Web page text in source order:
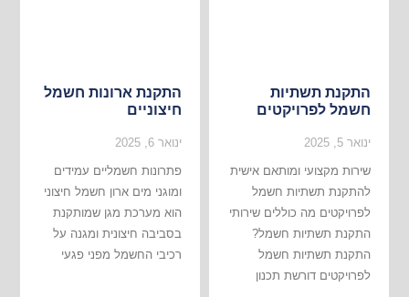
התקנת תשתיות
חשמל לפרויקטים
ינואר 5, 2025
שירות מקצועי ומותאם אישית
להתקנת תשתיות חשמל
לפרויקטים מה כוללים שירותי
התקנת תשתיות חשמל?
התקנת תשתיות חשמל
לפרויקטים דורשת תכנון
התקנת ארונות חשמל
חיצוניים
ינואר 6, 2025
פתרונות חשמליים עמידים
ומוגני מים ארון חשמל חיצוני
הוא מערכת מגן שמותקנת
בסביבה חיצונית ומגנה על
רכיבי החשמל מפני פגעי